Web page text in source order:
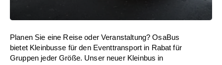
Planen Sie eine Reise oder Veranstaltung? OsaBus
bietet Kleinbusse für den Eventtransport in Rabat für
Gruppen jeder Größe. Unser neuer Kleinbus in